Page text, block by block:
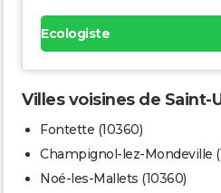
Ecologiste
Villes voisines de Saint-
Fontette (10360)
Champignol-lez-Mondeville
Noé-les-Mallets (10360)